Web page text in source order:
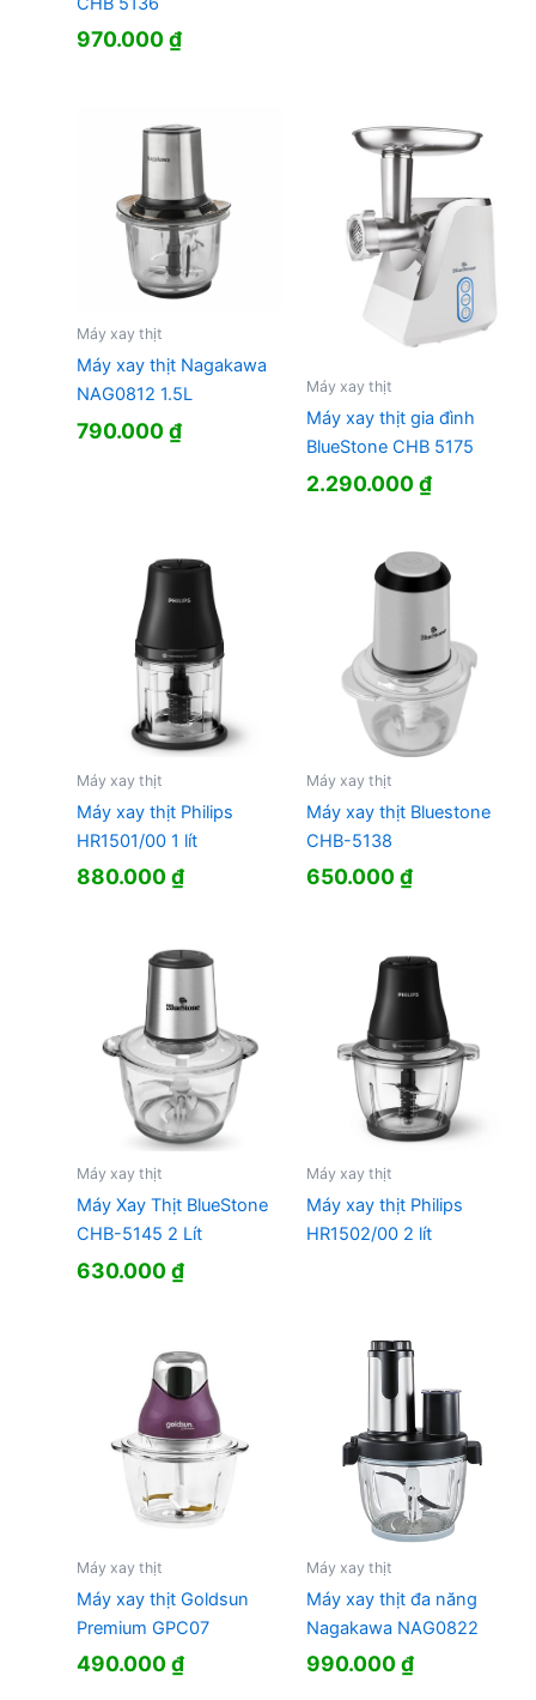
970.000₫
Máy xay thịt
Máy xay thịt Nagakawa
NAG0812 1.5L
790.000₫
Máy xay thịt
Máy xay thịt gia đình
BlueStone CHB 5175
2.290.000₫
Máy xay thịt
Máy xay thịt Philips
HR1501/00 1 lít
880.000₫
Máy xay thịt
Máy xay thịt Bluestone
CHB-5138
650.000₫
Máy xay thịt
Máy Xay Thịt BlueStone
CHB-5145 2 Lít
630.000₫
Máy xay thịt
Máy xay thịt Philips
HR1502/00 2 lít
Máy xay thịt
Máy xay thịt Goldsun
Premium GPC07
490.000₫
Máy xay thịt
Máy xay thịt đa năng
Nagakawa NAG0822
990.000₫